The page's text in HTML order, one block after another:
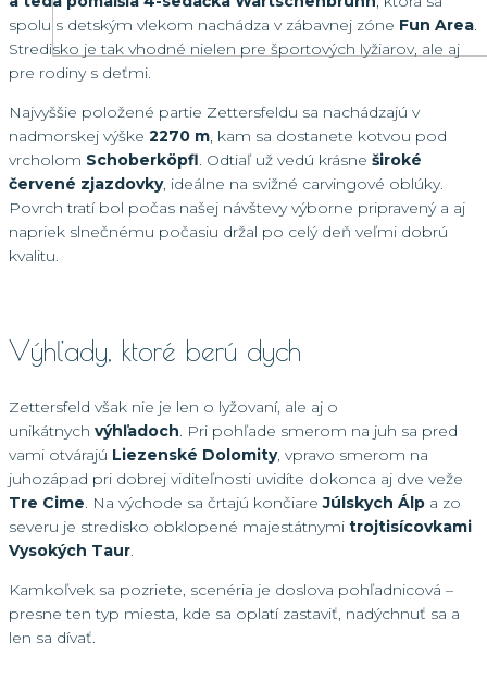
spolu s detským vlekom nachádza v zábavnej zóne Fun Area.
Stredisko je tak vhodné nielen pre športových lyžiarov, ale aj
pre rodiny s deťmi.
Najvyššie položené partie Zettersfeldu sa nachádzajú v
nadmorskej výške 2270 m, kam sa dostanete kotvou pod
vrcholom Schoberköpfl. Odtiaľ už vedú krásne široké
červené zjazdovky, ideálne na svižné carvingové oblúky.
Povrch tratí bol počas našej návštevy výborne pripravený a aj
napriek slnečnému počasiu držal po celý deň veľmi dobrú
kvalitu.
Výhľady, ktoré berú dych
Zettersfeld však nie je len o lyžovaní, ale aj o
unikátnych výhľadoch. Pri pohľade smerom na juh sa pred
vami otvárajú Liezenské Dolomity, vpravo smerom na
juhozápad pri dobrej viditeľnosti uvidíte dokonca aj dve veže
Tre Cime. Na východe sa črtajú končiareJúlskych Álp a zo
severu je stredisko obklopené majestátnymi trojtisícovkami
Vysokých Taur.
Kamkoľvek sa pozriete, scenéria je doslova pohľadnicová –
presne ten typ miesta, kde sa oplatí zastaviť, nadýchnuť sa a
len sa dívať.